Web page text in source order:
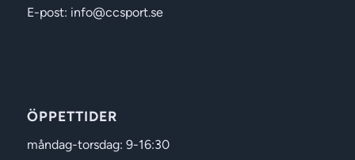
E-post: info@ccsport.se
ÖPPETTIDER
måndag-torsdag: 9-16:30